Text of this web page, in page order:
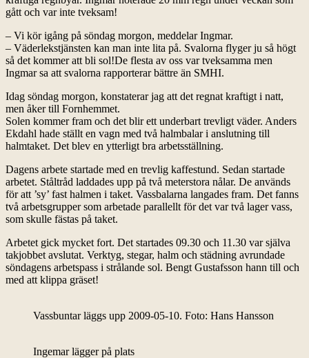
gått och var inte tveksam!
– Vi kör igång på söndag morgon, meddelar Ingmar.
– Väderlekstjänsten kan man inte lita på. Svalorna flyger ju så högt
så det kommer att bli sol!De flesta av oss var tveksamma men
Ingmar sa att svalorna rapporterar bättre än SMHI.
Idag söndag morgon, konstaterar jag att det regnat kraftigt i natt,
men åker till Fornhemmet.
Solen kommer fram och det blir ett underbart trevligt väder. Anders
Ekdahl hade ställt en vagn med två halmbalar i anslutning till
halmtaket. Det blev en ytterligt bra arbetsställning.
Dagens arbete startade med en trevlig kaffestund. Sedan startade
arbetet. Ståltråd laddades upp på två meterstora nålar. De används
för att ’sy’ fast halmen i taket. Vassbalarna langades fram. Det fanns
två arbetsgrupper som arbetade parallellt för det var två lager vass,
som skulle fästas på taket.
Arbetet gick mycket fort. Det startades 09.30 och 11.30 var själva
takjobbet avslutat. Verktyg, stegar, halm och städning avrundade
söndagens arbetspass i strålande sol. Bengt Gustafsson hann till och
med att klippa gräset!
Vassbuntar läggs upp 2009-05-10. Foto: Hans Hansson
Ingemar lägger på plats